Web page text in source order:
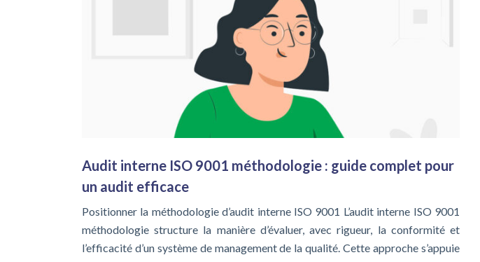
Audit interne ISO 9001 méthodologie : guide complet pour
un audit efficace
Positionner la méthodologie d’audit interne ISO 9001 L’audit interne ISO 9001
méthodologie structure la manière d’évaluer, avec rigueur, la conformité et
l’efficacité d’un système de management de la qualité. Cette approche s’appuie